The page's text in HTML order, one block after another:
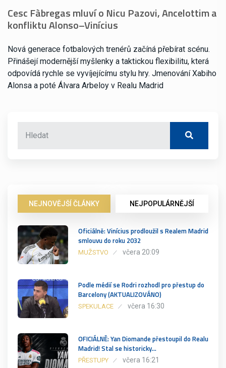
Cesc Fàbregas mluví o Nicu Pazovi, Ancelottim a
konfliktu Alonso–Vinícius
Nová generace fotbalových trenérů začíná přebírat scénu.
Přinášejí modernější myšlenky a taktickou flexibilitu, která
odpovídá rychle se vyvíjejícímu stylu hry. Jmenování Xabiho
Alonsa a poté Álvara Arbeloy v Realu Madrid
NEJNOVĚJŠÍ ČLÁNKY NEJPOPULÁRNĚJŠÍ
Oficiálně: Vinícius prodloužil s Realem Madrid
smlouvu do roku 2032
MUŽSTVO včera 20:09
Podle médií se Rodri rozhodl pro přestup do
Barcelony (AKTUALIZOVÁNO)
SPEKULACE včera 16:30
OFICIÁLNĚ: Yan Diomande přestoupil do Realu
Madrid! Stal se historicky…
PŘESTUPY včera 16:21